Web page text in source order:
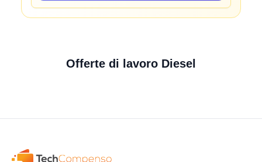
Offerte di lavoro Diesel